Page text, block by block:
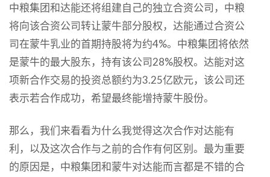
中粮集团和达能还将组建自己的独立合资公司，中粮
将向该合资公司转让蒙牛部分股权，达能通过合资公
司在蒙牛乳业的首期持股将为约4%。中粮集团将依然
是蒙牛的最大股东，持有该公司28%股权。达能对这
项新合作交易的投资总额约为3.25亿欧元，该公司还
表示若合作成功，希望最终能增持蒙牛股份。
那么，我们来看看为什么我觉得这次合作对达能有
利，以及这次合作与之前的合作有何区别。最为重要
的原因是，中粮集团和蒙牛对达能而言都是不错的合